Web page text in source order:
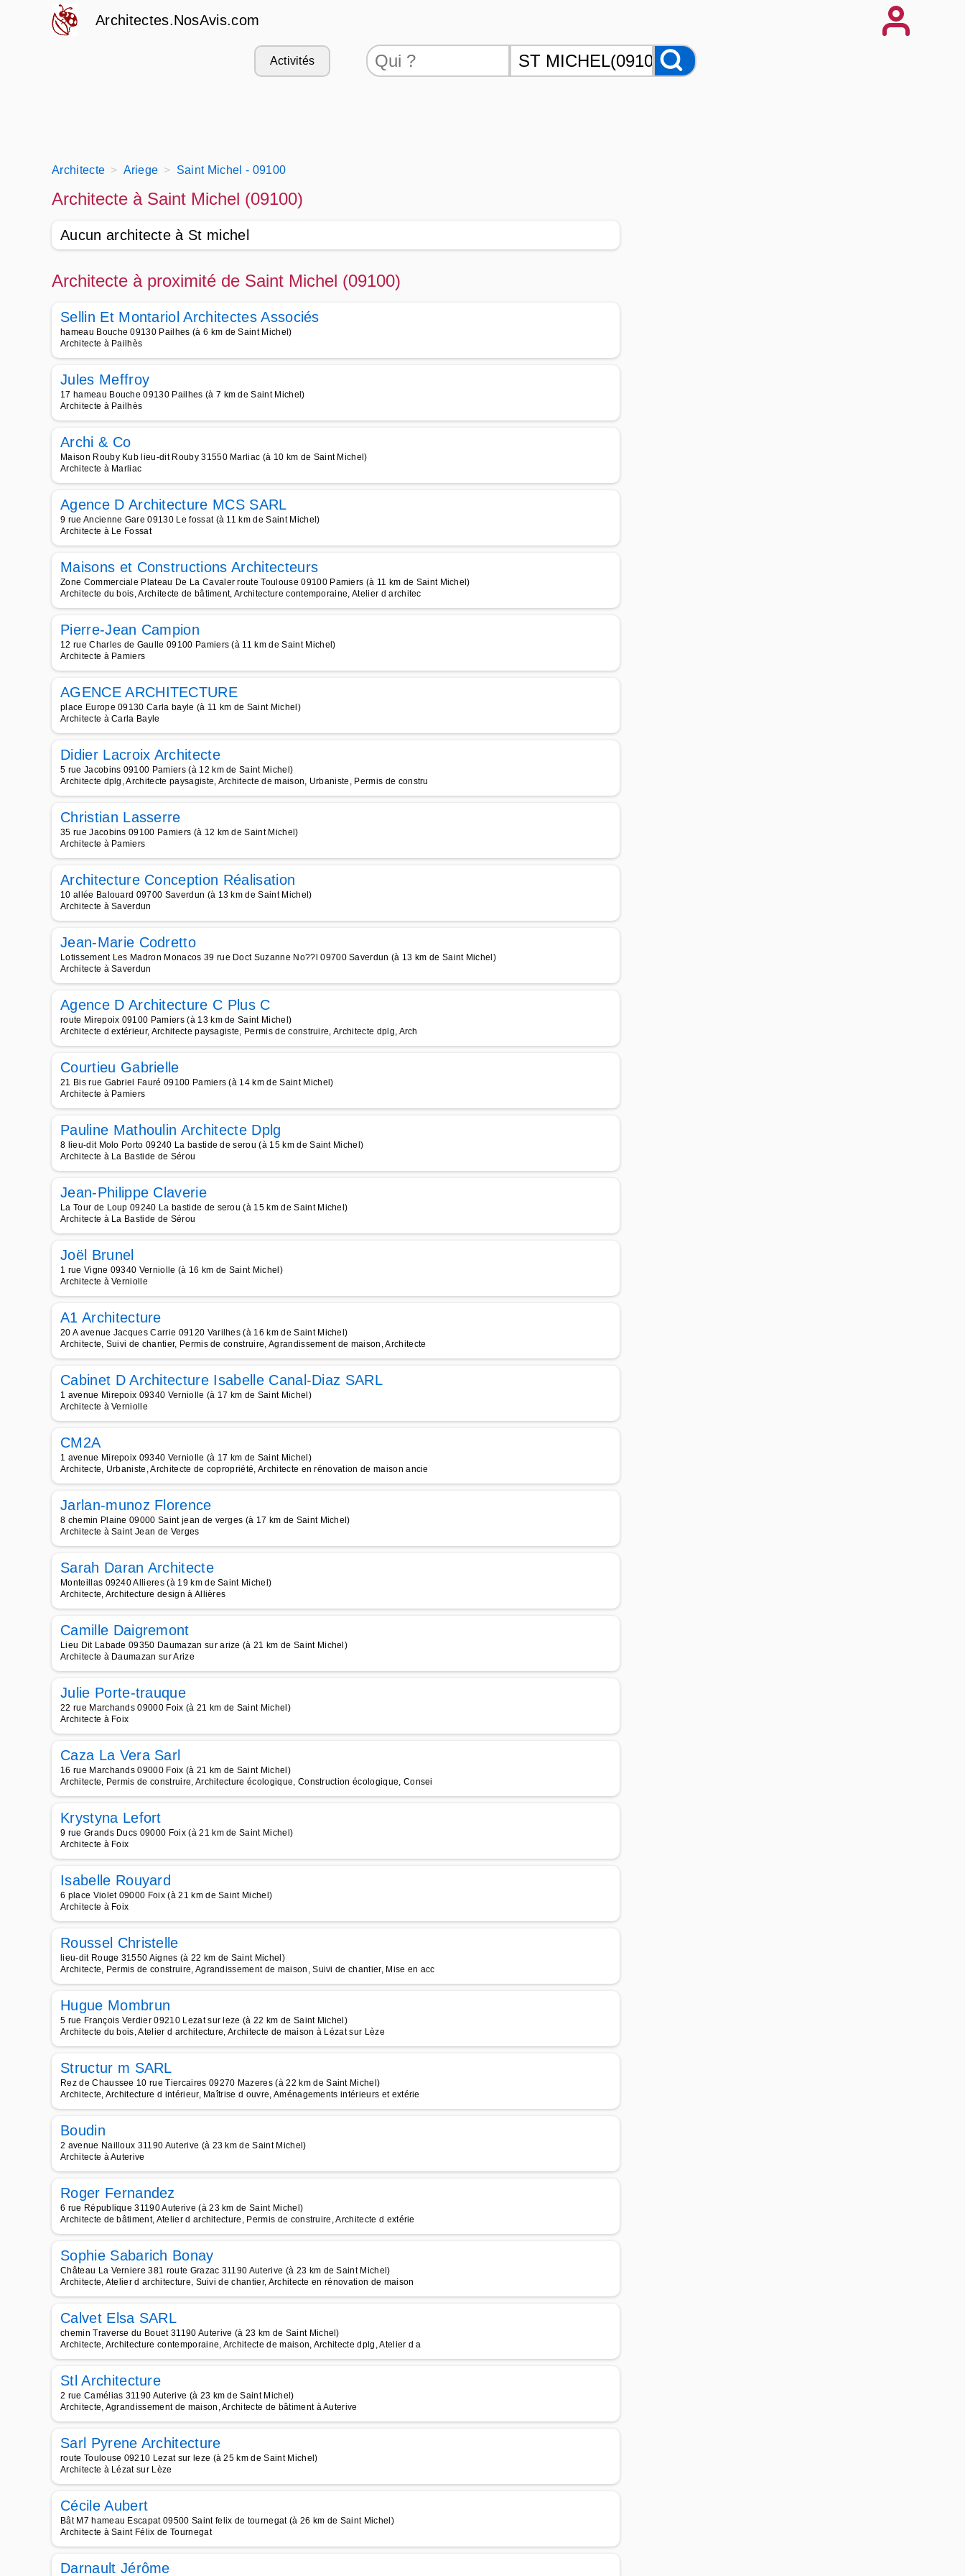
Architectes.NosAvis.com
Activités
Architecte Ariege Saint Michel - 09100
Architecte à Saint Michel (09100)
Aucun architecte à St michel
Architecte à proximité de Saint Michel (09100)
Sellin Et Montariol Architectes Associés
hameau Bouche 09130 Pailhes (à 6 km de Saint Michel)
Architecte à Pailhès
Jules Meffroy
17 hameau Bouche 09130 Pailhes (à 7 km de Saint Michel)
Architecte à Pailhès
Archi & Co
Maison Rouby Kub lieu-dit Rouby 31550 Marliac (à 10 km de Saint Michel)
Architecte à Marliac
Agence D Architecture MCS SARL
9 rue Ancienne Gare 09130 Le fossat (à 11 km de Saint Michel)
Architecte à Le Fossat
Maisons et Constructions Architecteurs
Zone Commerciale Plateau De La Cavaler route Toulouse 09100 Pamiers (à 11 km de Saint Michel)
Architecte du bois, Architecte de bâtiment, Architecture contemporaine, Atelier d architec
Pierre-Jean Campion
12 rue Charles de Gaulle 09100 Pamiers (à 11 km de Saint Michel)
Architecte à Pamiers
AGENCE ARCHITECTURE
place Europe 09130 Carla bayle (à 11 km de Saint Michel)
Architecte à Carla Bayle
Didier Lacroix Architecte
5 rue Jacobins 09100 Pamiers (à 12 km de Saint Michel)
Architecte dplg, Architecte paysagiste, Architecte de maison, Urbaniste, Permis de constru
Christian Lasserre
35 rue Jacobins 09100 Pamiers (à 12 km de Saint Michel)
Architecte à Pamiers
Architecture Conception Réalisation
10 allée Balouard 09700 Saverdun (à 13 km de Saint Michel)
Architecte à Saverdun
Jean-Marie Codretto
Lotissement Les Madron Monacos 39 rue Doct Suzanne No??l 09700 Saverdun (à 13 km de Saint Michel)
Architecte à Saverdun
Agence D Architecture C Plus C
route Mirepoix 09100 Pamiers (à 13 km de Saint Michel)
Architecte d extérieur, Architecte paysagiste, Permis de construire, Architecte dplg, Arch
Courtieu Gabrielle
21 Bis rue Gabriel Fauré 09100 Pamiers (à 14 km de Saint Michel)
Architecte à Pamiers
Pauline Mathoulin Architecte Dplg
8 lieu-dit Molo Porto 09240 La bastide de serou (à 15 km de Saint Michel)
Architecte à La Bastide de Sérou
Jean-Philippe Claverie
La Tour de Loup 09240 La bastide de serou (à 15 km de Saint Michel)
Architecte à La Bastide de Sérou
Joël Brunel
1 rue Vigne 09340 Verniolle (à 16 km de Saint Michel)
Architecte à Verniolle
A1 Architecture
20 A avenue Jacques Carrie 09120 Varilhes (à 16 km de Saint Michel)
Architecte, Suivi de chantier, Permis de construire, Agrandissement de maison, Architecte
Cabinet D Architecture Isabelle Canal-Diaz SARL
1 avenue Mirepoix 09340 Verniolle (à 17 km de Saint Michel)
Architecte à Verniolle
CM2A
1 avenue Mirepoix 09340 Verniolle (à 17 km de Saint Michel)
Architecte, Urbaniste, Architecte de copropriété, Architecte en rénovation de maison ancie
Jarlan-munoz Florence
8 chemin Plaine 09000 Saint jean de verges (à 17 km de Saint Michel)
Architecte à Saint Jean de Verges
Sarah Daran Architecte
Monteillas 09240 Allieres (à 19 km de Saint Michel)
Architecte, Architecture design à Allières
Camille Daigremont
Lieu Dit Labade 09350 Daumazan sur arize (à 21 km de Saint Michel)
Architecte à Daumazan sur Arize
Julie Porte-trauque
22 rue Marchands 09000 Foix (à 21 km de Saint Michel)
Architecte à Foix
Caza La Vera Sarl
16 rue Marchands 09000 Foix (à 21 km de Saint Michel)
Architecte, Permis de construire, Architecture écologique, Construction écologique, Consei
Krystyna Lefort
9 rue Grands Ducs 09000 Foix (à 21 km de Saint Michel)
Architecte à Foix
Isabelle Rouyard
6 place Violet 09000 Foix (à 21 km de Saint Michel)
Architecte à Foix
Roussel Christelle
lieu-dit Rouge 31550 Aignes (à 22 km de Saint Michel)
Architecte, Permis de construire, Agrandissement de maison, Suivi de chantier, Mise en acc
Hugue Mombrun
5 rue François Verdier 09210 Lezat sur leze (à 22 km de Saint Michel)
Architecte du bois, Atelier d architecture, Architecte de maison à Lézat sur Lèze
Structur m SARL
Rez de Chaussee 10 rue Tiercaires 09270 Mazeres (à 22 km de Saint Michel)
Architecte, Architecture d intérieur, Maîtrise d ouvre, Aménagements intérieurs et extérie
Boudin
2 avenue Nailloux 31190 Auterive (à 23 km de Saint Michel)
Architecte à Auterive
Roger Fernandez
6 rue République 31190 Auterive (à 23 km de Saint Michel)
Architecte de bâtiment, Atelier d architecture, Permis de construire, Architecte d extérie
Sophie Sabarich Bonay
Château La Verniere 381 route Grazac 31190 Auterive (à 23 km de Saint Michel)
Architecte, Atelier d architecture, Suivi de chantier, Architecte en rénovation de maison
Calvet Elsa SARL
chemin Traverse du Bouet 31190 Auterive (à 23 km de Saint Michel)
Architecte, Architecture contemporaine, Architecte de maison, Architecte dplg, Atelier d a
Stl Architecture
2 rue Camélias 31190 Auterive (à 23 km de Saint Michel)
Architecte, Agrandissement de maison, Architecte de bâtiment à Auterive
Sarl Pyrene Architecture
route Toulouse 09210 Lezat sur leze (à 25 km de Saint Michel)
Architecte à Lézat sur Lèze
Cécile Aubert
Bât M7 hameau Escapat 09500 Saint felix de tournegat (à 26 km de Saint Michel)
Architecte à Saint Félix de Tournegat
Darnault Jérôme